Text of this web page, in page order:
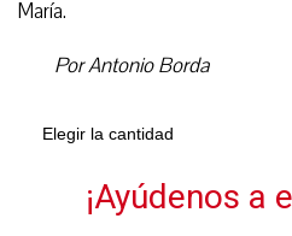
María.
Por Antonio Borda